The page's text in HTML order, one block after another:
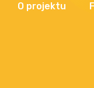
O projektu